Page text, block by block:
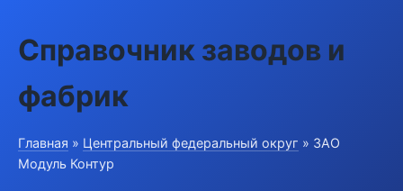
Справочник заводов и
фабрик
Главная » Центральный федеральный округ » ЗАО
Модуль Контур